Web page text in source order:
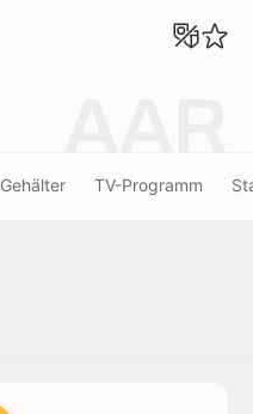
Gehälter TV-Programm